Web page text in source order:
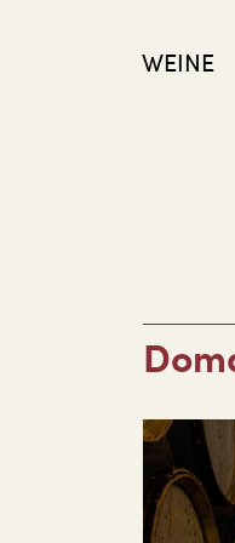
WEINE